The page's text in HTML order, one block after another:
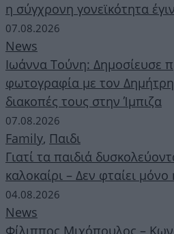
η σύγχρονη γονεϊκότητα
07.08.2026
News
Ιωάννα Τούνη: Δημοσίευσε
φωτογραφία με τον
διακοπές τους στην Ίμπιζα
07.08.2026
Family, Παιδι
Γιατί τα παιδιά
καλοκαίρι – Δεν φταίει μόνο
04.08.2026
News
Φίλιππος Μιχόπουλος –